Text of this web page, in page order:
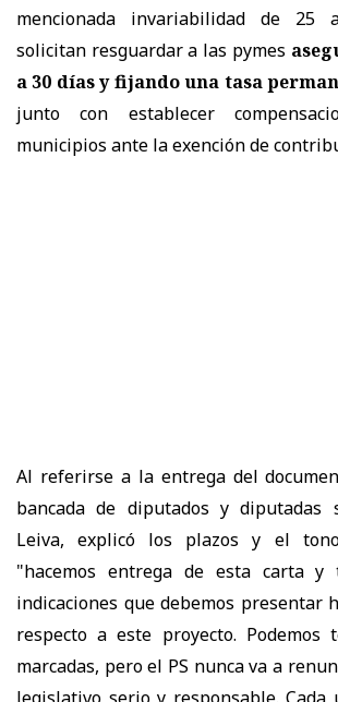
mencionada invariabilidad de 25
solicitan resguardar a las pymes
a 30 días y fijando una tasa
junto con establecer
municipios ante la exención de
Al referirse a la entrega del
bancada de diputados y diputadas
Leiva, explicó los plazos y el
"hacemos entrega de esta carta y
indicaciones que debemos presentar
respecto a este proyecto. Podemos
marcadas, pero el PS nunca va a